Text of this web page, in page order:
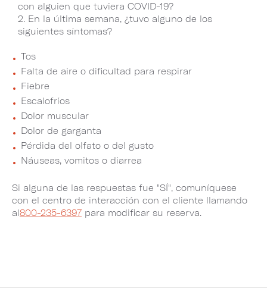
con alguien que tuviera COVID-19?
En la última semana, ¿tuvo alguno de los
siguientes síntomas?
Tos
Falta de aire o dificultad para respirar
Fiebre
Escalofríos
Dolor muscular
Dolor de garganta
Pérdida del olfato o del gusto
Náuseas, vomitos o diarrea
Si alguna de las respuestas fue "SÍ", comuníquese
con el centro de interacción con el cliente llamando
al800-235-6397 para modificar su reserva.